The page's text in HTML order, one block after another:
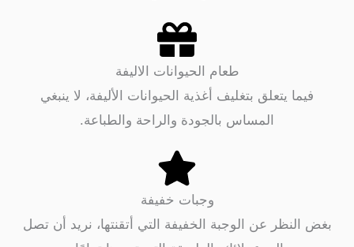
طعام الحيوانات الاليفة
يتعلق بتغليف أغذية الحيوانات الأليفة، لا ينبغي
المساس بالجودة والراحة والطباعة.
وجبات خفيفة
عن الوجبة الخفيفة التي أتقنتها، نريد أن تصل